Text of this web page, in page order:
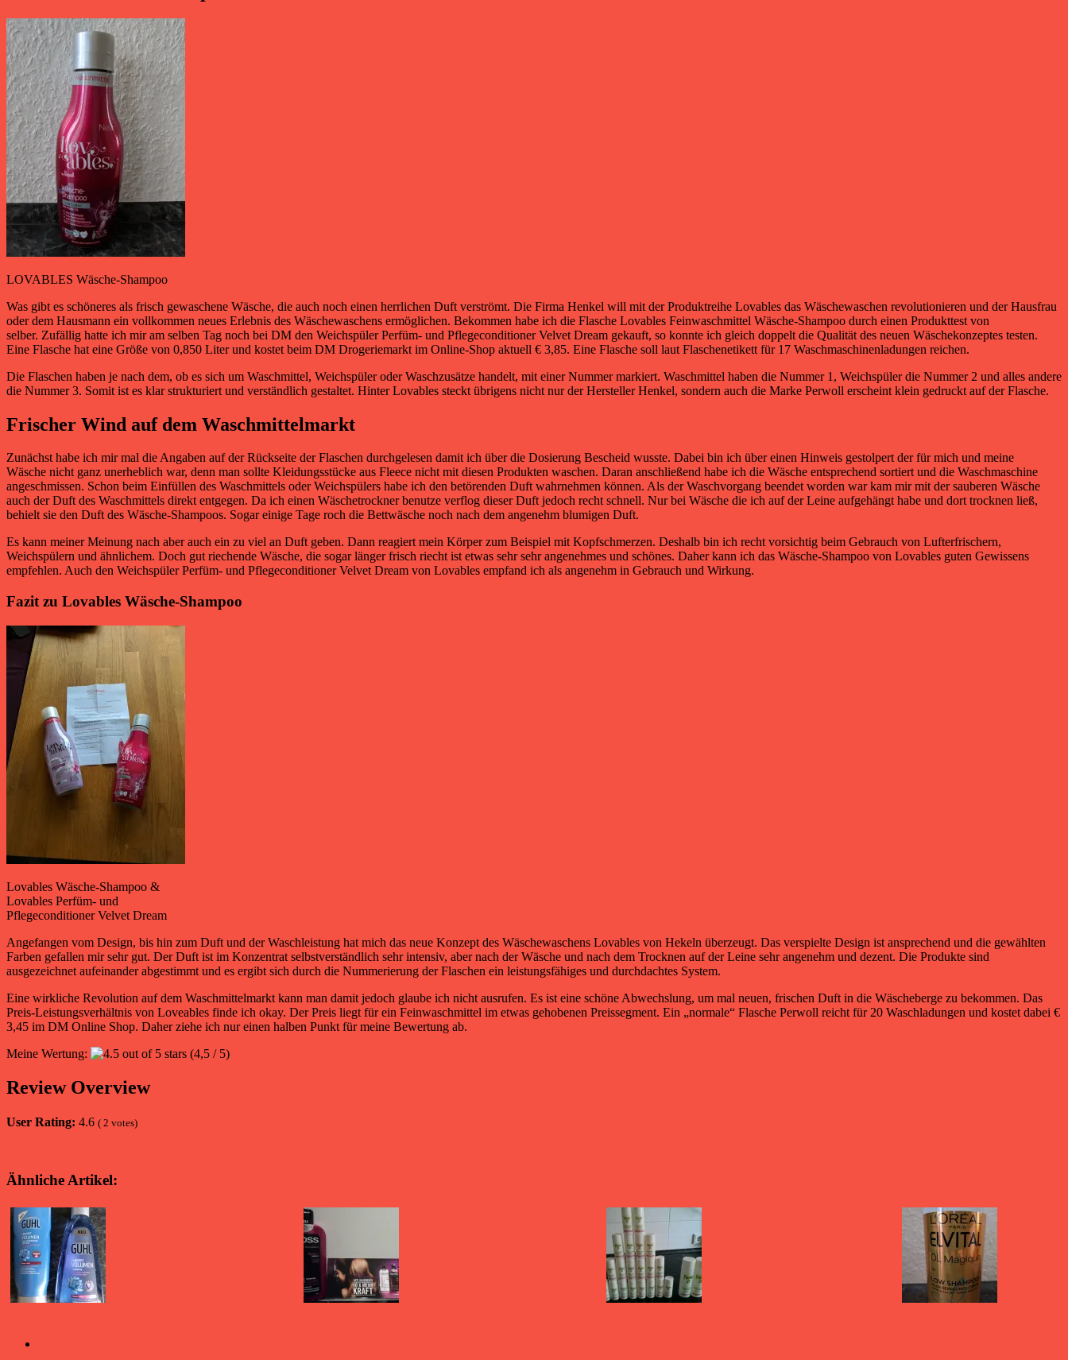
LOVABLES Wäsche-Shampoo
Was gibt es schöneres als frisch gewaschene Wäsche, die auch noch einen herrlichen Duft verströmt. Die Firma Henkel will mit der Produktreihe Lovables das Wäschewaschen revolutionieren und der Hausfrau
oder dem Hausmann ein vollkommen neues Erlebnis des Wäschewaschens ermöglichen. Bekommen habe ich die Flasche Lovables Feinwaschmittel Wäsche-Shampoo durch einen Produkttest von
selber. Zufällig hatte ich mir am selben Tag noch bei DM den Weichspüler Perfüm- und Pflegeconditioner Velvet Dream gekauft, so konnte ich gleich doppelt die Qualität des neuen Wäschekonzeptes testen.
Eine Flasche hat eine Größe von 0,850 Liter und kostet beim DM Drogeriemarkt im Online-Shop aktuell € 3,85. Eine Flasche soll laut Flaschenetikett für 17 Waschmaschinenladungen reichen.
Die Flaschen haben je nach dem, ob es sich um Waschmittel, Weichspüler oder Waschzusätze handelt, mit einer Nummer markiert. Waschmittel haben die Nummer 1, Weichspüler die Nummer 2 und alles andere
die Nummer 3. Somit ist es klar strukturiert und verständlich gestaltet. Hinter Lovables steckt übrigens nicht nur der Hersteller Henkel, sondern auch die Marke Perwoll erscheint klein gedruckt auf der Flasche.
Frischer Wind auf dem Waschmittelmarkt
Zunächst habe ich mir mal die Angaben auf der Rückseite der Flaschen durchgelesen damit ich über die Dosierung Bescheid wusste. Dabei bin ich über einen Hinweis gestolpert der für mich und meine
Wäsche nicht ganz unerheblich war, denn man sollte Kleidungsstücke aus Fleece nicht mit diesen Produkten waschen. Daran anschließend habe ich die Wäsche entsprechend sortiert und die Waschmaschine
angeschmissen. Schon beim Einfüllen des Waschmittels oder Weichspülers habe ich den betörenden Duft wahrnehmen können. Als der Waschvorgang beendet worden war kam mir mit der sauberen Wäsche
auch der Duft des Waschmittels direkt entgegen. Da ich einen Wäschetrockner benutze verflog dieser Duft jedoch recht schnell. Nur bei Wäsche die ich auf der Leine aufgehängt habe und dort trocknen ließ,
behielt sie den Duft des Wäsche-Shampoos. Sogar einige Tage roch die Bettwäsche noch nach dem angenehm blumigen Duft.
Es kann meiner Meinung nach aber auch ein zu viel an Duft geben. Dann reagiert mein Körper zum Beispiel mit Kopfschmerzen. Deshalb bin ich recht vorsichtig beim Gebrauch von Lufterfrischern,
Weichspülern und ähnlichem. Doch gut riechende Wäsche, die sogar länger frisch riecht ist etwas sehr sehr angenehmes und schönes. Daher kann ich das Wäsche-Shampoo von Lovables guten Gewissens
empfehlen. Auch den Weichspüler Perfüm- und Pflegeconditioner Velvet Dream von Lovables empfand ich als angenehm in Gebrauch und Wirkung.
Fazit zu Lovables Wäsche-Shampoo
Lovables Wäsche-Shampoo &
Lovables Perfüm- und
Pflegeconditioner Velvet Dream
Angefangen vom Design, bis hin zum Duft und der Waschleistung hat mich das neue Konzept des Wäschewaschens Lovables von Hekeln überzeugt. Das verspielte Design ist ansprechend und die gewählten
Farben gefallen mir sehr gut. Der Duft ist im Konzentrat selbstverständlich sehr intensiv, aber nach der Wäsche und nach dem Trocknen auf der Leine sehr angenehm und dezent. Die Produkte sind
ausgezeichnet aufeinander abgestimmt und es ergibt sich durch die Nummerierung der Flaschen ein leistungsfähiges und durchdachtes System.
Eine wirkliche Revolution auf dem Waschmittelmarkt kann man damit jedoch glaube ich nicht ausrufen. Es ist eine schöne Abwechslung, um mal neuen, frischen Duft in die Wäscheberge zu bekommen. Das
Preis-Leistungsverhältnis von Loveables finde ich okay. Der Preis liegt für ein Feinwaschmittel im etwas gehobenen Preissegment. Ein „normale“ Flasche Perwoll reicht für 20 Waschladungen und kostet dabei €
3,45 im DM Online Shop. Daher ziehe ich nur einen halben Punkt für meine Bewertung ab.
Meine Wertung:
(4,5 / 5)
Review Overview
User Rating: 4.6 ( 2 votes)
Ähnliche Artikel: